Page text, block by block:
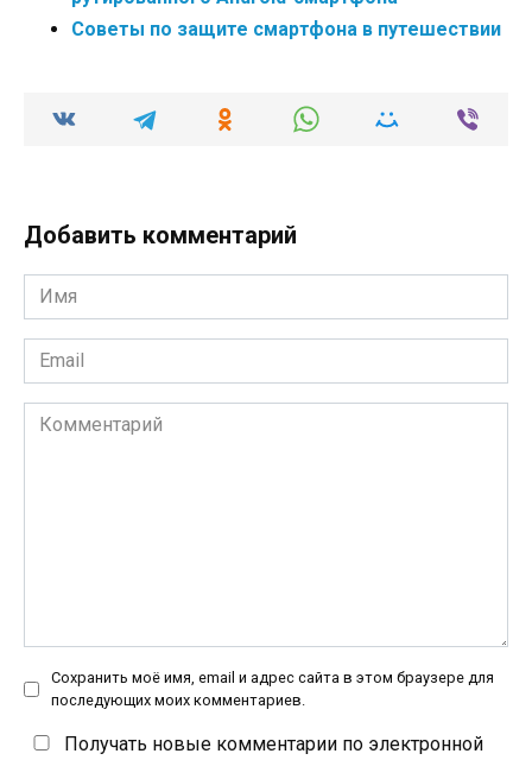
Советы по защите смартфона в путешествии
Добавить комментарий
Имя
*
Email
*
Комментарий
Сохранить моё имя, email и адрес сайта в этом браузере для
последующих моих комментариев.
Получать новые комментарии по электронной